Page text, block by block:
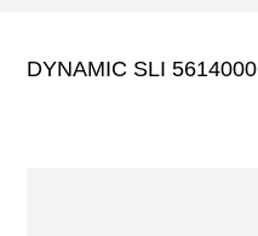
DYNAMIC SLI